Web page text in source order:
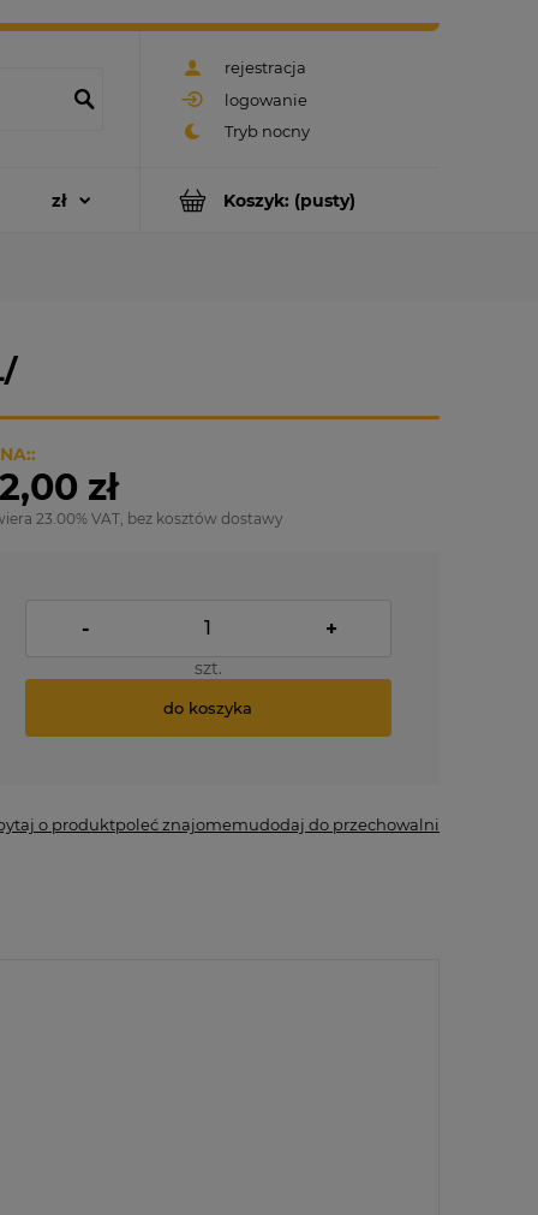
rejestracja
logowanie
Koszyk: (pusty)
zł
23.00% VAT, bez kosztów dostawy
- +
szt.
do koszyka
o produktpoleć znajomemudodaj do przechowalni